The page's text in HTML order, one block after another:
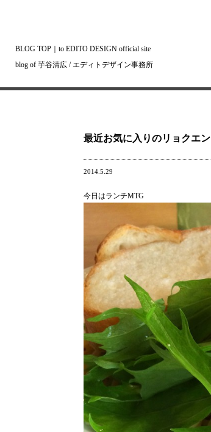
BLOG TOP to EDITO DESIGN official site
blog of 芋谷清広 / エディトデザイン事務所
最近お気に入りのリョクエン
2014.5.29
今日はランチMTG